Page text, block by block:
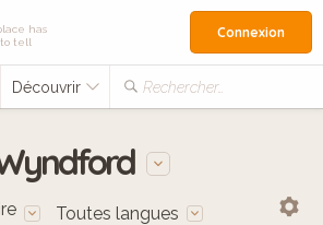
has
to tell
Découvrir Rechercher…
Connexion
Toutes langues